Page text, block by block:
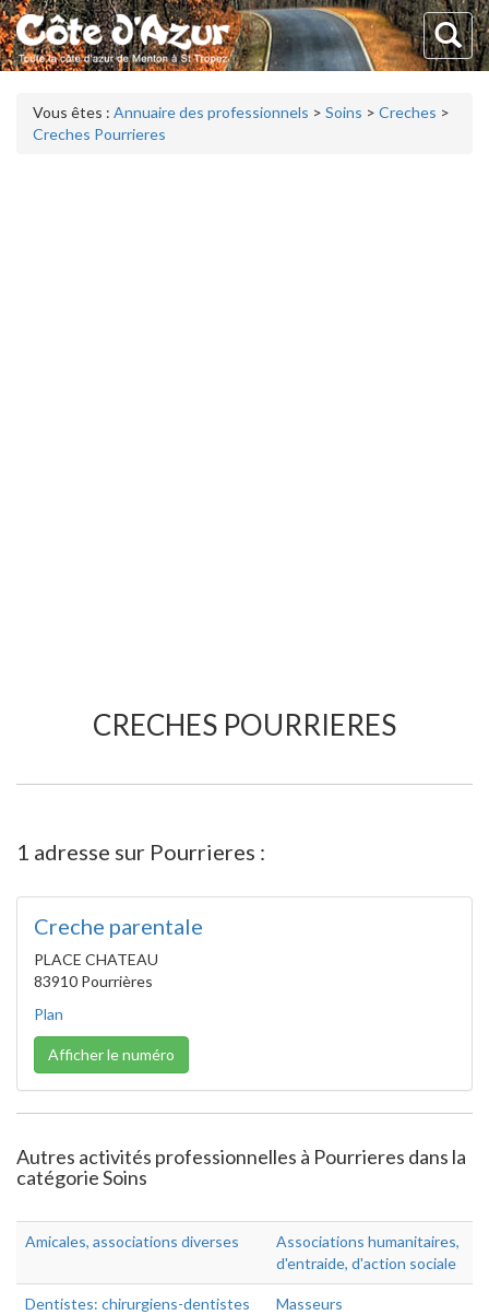
Vous êtes : Annuaire des professionnels > Soins > Creches >
Creches Pourrieres
CRECHES POURRIERES
1 adresse sur Pourrieres :
Creche parentale
PLACE CHATEAU
83910 Pourrières
Plan
Afficher le numéro
Autres activités professionnelles à Pourrieres dans la
catégorie Soins
Amicales, associations diverses
Associations humanitaires,
d'entraide, d'action sociale
Dentistes: chirurgiens-dentistes
Masseurs